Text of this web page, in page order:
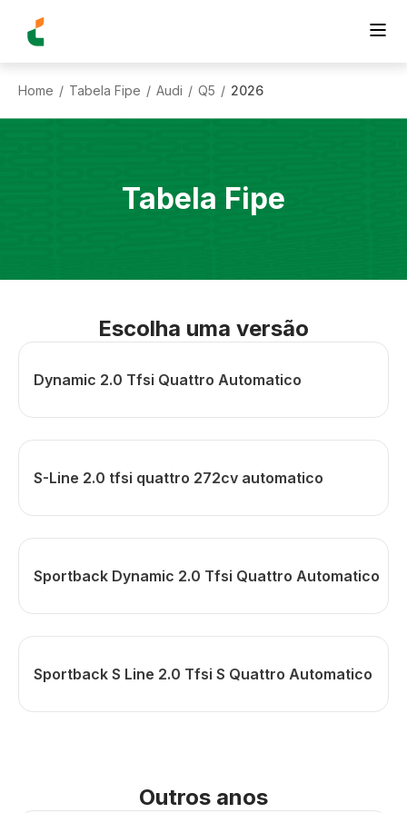
Home / Tabela Fipe / Audi / Q5 / 2026
Tabela Fipe
Escolha uma versão
Dynamic 2.0 Tfsi Quattro Automatico
S-Line 2.0 tfsi quattro 272cv automatico
Sportback Dynamic 2.0 Tfsi Quattro Automatico
Sportback S Line 2.0 Tfsi S Quattro Automatico
Outros anos